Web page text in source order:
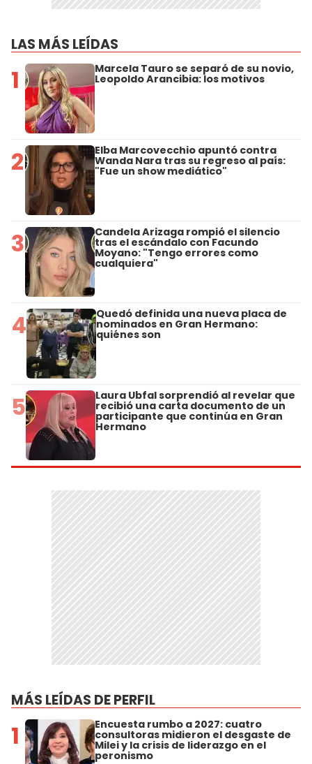
LAS MÁS LEÍDAS
1 Marcela Tauro se separó de su novio,
Leopoldo Arancibia: los motivos
2 Elba Marcovecchio apuntó contra
Wanda Nara tras su regreso al país:
"Fue un show mediático"
3 Candela Arizaga rompió el silencio
tras el escándalo con Facundo
Moyano: "Tengo errores como
cualquiera"
4 Quedó definida una nueva placa de
nominados en Gran Hermano:
quiénes son
5 Laura Ubfal sorprendió al revelar que
recibió una carta documento de un
participante que continúa en Gran
Hermano
MÁS LEÍDAS DE PERFIL
1 Encuesta rumbo a 2027: cuatro
consultoras midieron el desgaste de
Milei y la crisis de liderazgo en el
peronismo